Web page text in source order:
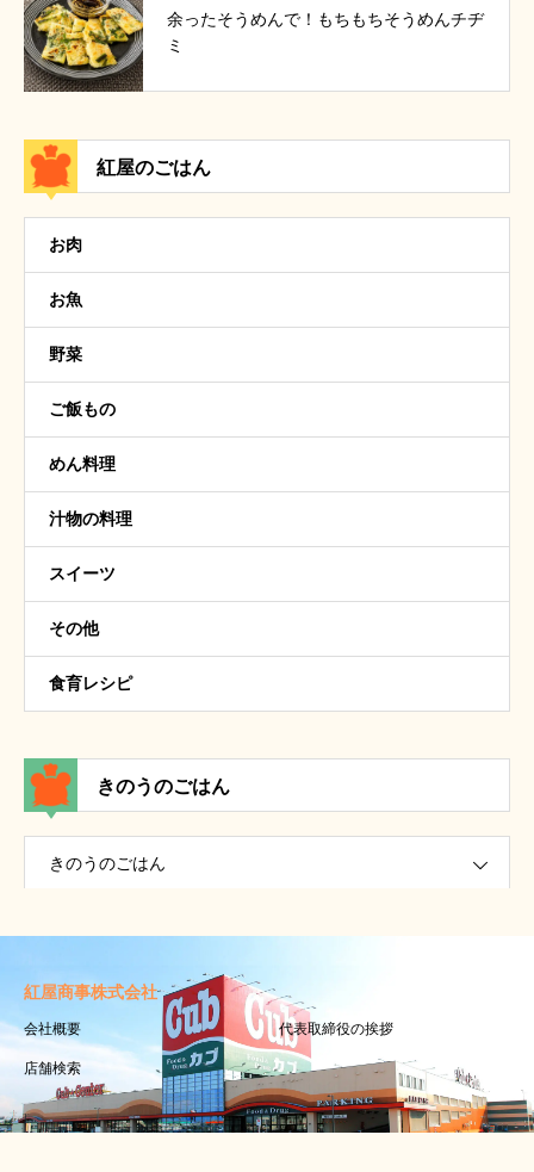
余ったそうめんで！もちもちそうめんチヂ
ミ
紅屋のごはん
お肉
お魚
野菜
ご飯もの
めん料理
汁物の料理
スイーツ
その他
食育レシピ
きのうのごはん
きのうのごはん
紅屋商事株式会社
会社概要 代表取締役の挨拶
店舗検索